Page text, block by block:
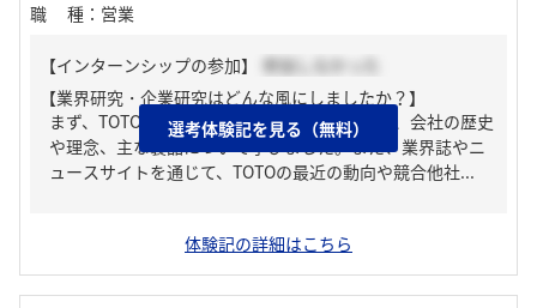
職種 ： 営業
【インターンシップの参加】
参加しなかった
【業界研究・企業研究はどんな風にしましたか？】
まず、TOTOの公式ウェブサイトをチェックし、会社の歴史
や理念、主な製品について学びました。また、業界誌やニ
ュースサイトを通じて、TOTOの最近の動向や競合他社...
選考体験記を見る（無料）
体験記の詳細はこちら